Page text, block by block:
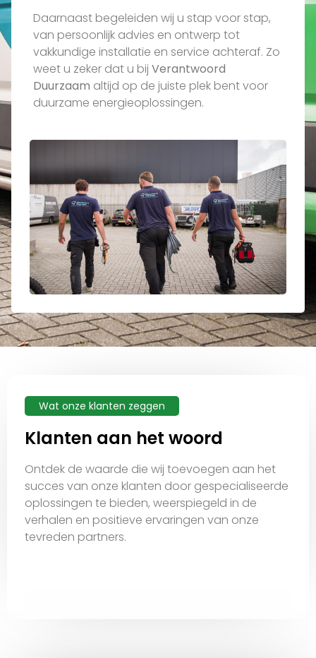
Daarnaast begeleiden wij u stap voor stap,
van persoonlijk advies en ontwerp tot
vakkundige installatie en service achteraf. Zo
weet u zeker dat u bij Verantwoord
Duurzaam altijd op de juiste plek bent voor
duurzame energieoplossingen.
Wat onze klanten zeggen
Klanten aan het woord
Ontdek de waarde die wij toevoegen aan het
succes van onze klanten door gespecialiseerde
oplossingen te bieden, weerspiegeld in de
verhalen en positieve ervaringen van onze
tevreden partners.